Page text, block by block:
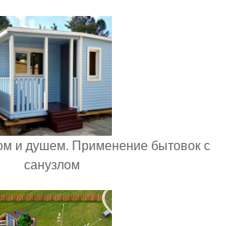
и душем. Применение бытовок с
санузлом